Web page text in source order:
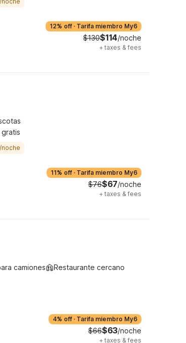
12% off · Tarifa miembro My6
$130$114/noche
+ taxes & fees
gratis
noche
11% off · Tarifa miembro My6
$76$67/noche
+ taxes & fees
camiones
Restaurante cercano
4% off · Tarifa miembro My6
$66$63/noche
+ taxes & fees